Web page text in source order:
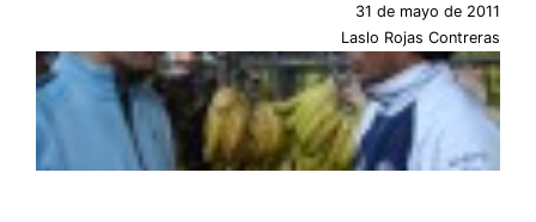
31 de mayo de 2011
Laslo Rojas Contreras